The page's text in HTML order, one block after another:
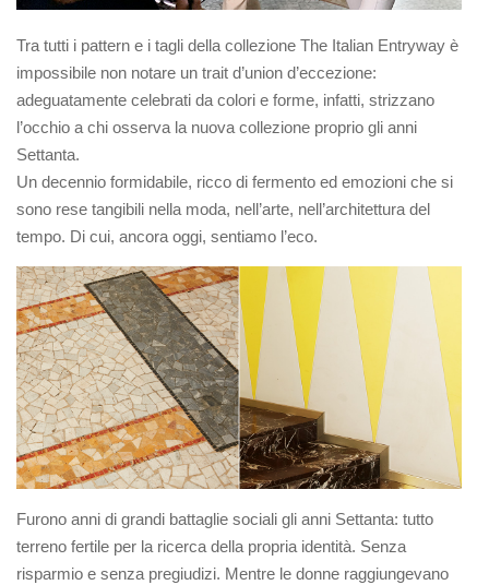
Tra tutti i pattern e i tagli della collezione The Italian Entryway è
impossibile non notare un trait d’union d’eccezione:
adeguatamente celebrati da colori e forme, infatti, strizzano
l’occhio a chi osserva la nuova collezione proprio gli anni
Settanta.
Un decennio formidabile, ricco di fermento ed emozioni che si
sono rese tangibili nella moda, nell’arte, nell’architettura del
tempo. Di cui, ancora oggi, sentiamo l’eco.
Furono anni di grandi battaglie sociali gli anni Settanta: tutto
terreno fertile per la ricerca della propria identità. Senza
risparmio e senza pregiudizi. Mentre le donne raggiungevano